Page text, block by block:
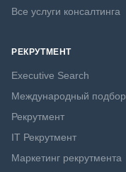
Все услуги консалтинга
РЕКРУТМЕНТ
Executive Search
Международный подбор
Рекрутмент
IT Рекрутмент
Маркетинг рекрутмента